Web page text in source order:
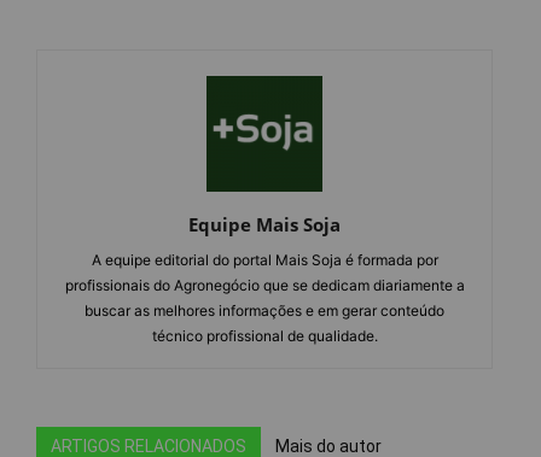
Equipe Mais Soja
A equipe editorial do portal Mais Soja é formada por
profissionais do Agronegócio que se dedicam diariamente a
buscar as melhores informações e em gerar conteúdo
técnico profissional de qualidade.
ARTIGOS RELACIONADOS Mais do autor